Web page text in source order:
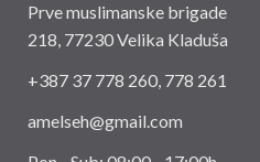
Prve muslimanske brigade
218, 77230 Velika Kladuša
+387 37 778 260, 778 261
amelseh@gmail.com